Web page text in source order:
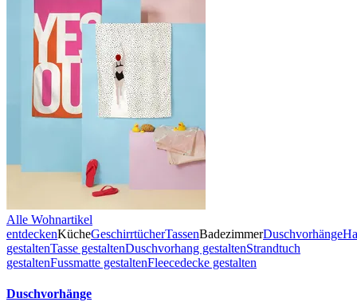
Alle Wohnartikel
entdeckenKücheGeschirrtücherTassenBadezimmerDuschvorhänge
gestaltenTasse gestaltenDuschvorhang gestaltenStrandtuch
gestaltenFussmatte gestaltenFleecedecke gestalten
Duschvorhänge